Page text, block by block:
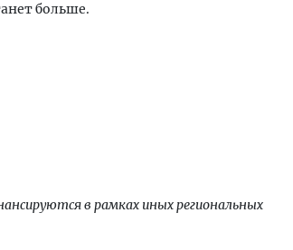
больше.
в рамках иных региональных